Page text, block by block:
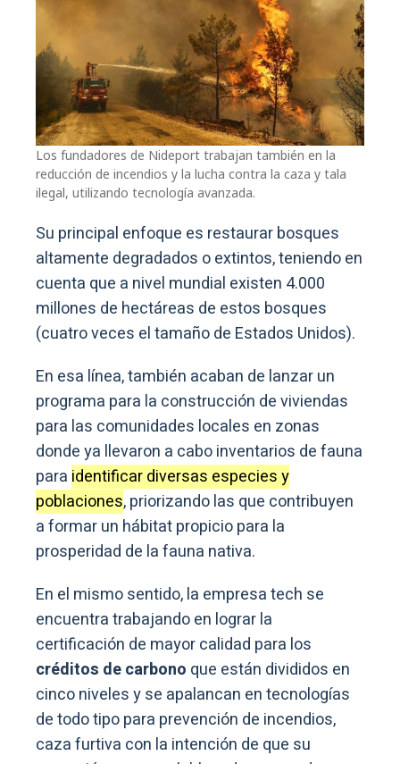
Los fundadores de Nideport trabajan también en la
reducción de incendios y la lucha contra la caza y tala
ilegal, utilizando tecnología avanzada.
Su principal enfoque es restaurar bosques
altamente degradados o extintos, teniendo en
cuenta que a nivel mundial existen 4.000
millones de hectáreas de estos bosques
(cuatro veces el tamaño de Estados Unidos).
En esa línea, también acaban de lanzar un
programa para la construcción de viviendas
para las comunidades locales en zonas
donde ya llevaron a cabo inventarios de fauna
para identificar diversas especies y
poblaciones, priorizando las que contribuyen
a formar un hábitat propicio para la
prosperidad de la fauna nativa.
En el mismo sentido, la empresa tech se
encuentra trabajando en lograr la
certificación de mayor calidad para los
créditos de carbono que están divididos en
cinco niveles y se apalancan en tecnologías
de todo tipo para prevención de incendios,
caza furtiva con la intención de que su